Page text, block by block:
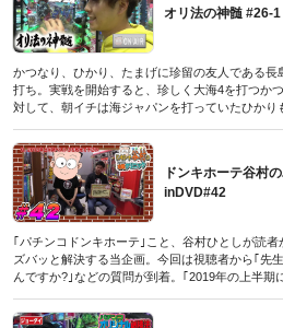
(パチンコオリジナル必勝法デラックス2019年8月
2019年6月20日発売号)
オリ法の神髄 #26-1
かつなり、ひかり、たまげに珍留の友人である長
打ち。実戦を開始すると、珍しく大海4を打つか
対して、朝イチは海ジャパンを打っていたひかり
まげと長島。果たして前半のうちに全員が当てる
(パチンコオリジナル必勝法デラックス2019年8月
2019年6月20日発売号)
ドンキホーテ谷村
inDVD#42
｢パチンコドンキホーテ｣こと、谷村ひとしが読
ズバッと解決する当企画。今回は視聴者から｢先
んですか?｣などの質問が到着。｢2019年の上半期
とは…!?